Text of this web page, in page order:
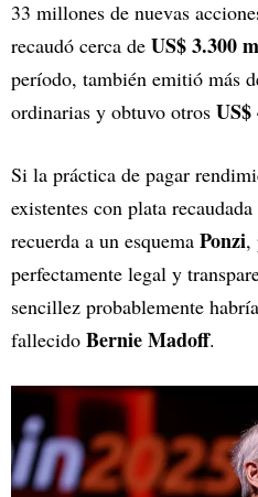
33 millones de nuevas
recaudó cerca de US$ 3.300
período, también emitió más
ordinarias y obtuvo otros
Si la práctica de pagar
existentes con plata
recuerda a un esquema Ponzi,
perfectamente legal y
sencillez probablemente
fallecido Bernie Madoff.